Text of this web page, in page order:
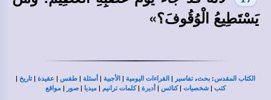
يَسْتَطِيعُ الْوُقُوفَ؟»
الكتاب المقدس: بحث،تفاسير | القراءات اليومية | الأجبية | أسئلة | طقس | عقيدة |تاريخ |
كتب | شخصيات |كنائس | أديرة |كلمات ترانيم | ميديا | صور | مواقع